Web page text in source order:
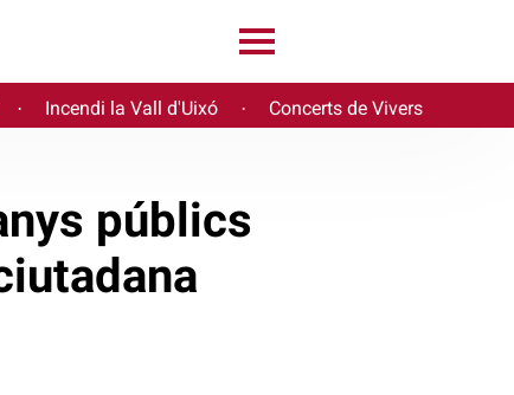
· Incendi la Vall d'Uixó · Concerts de Vivers
públics